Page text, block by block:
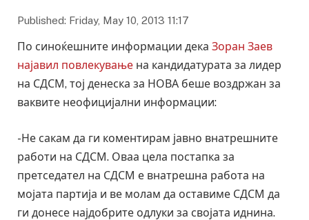
Published: Friday, May 10, 2013 11:17
По синоќешните информации дека Зоран Заев
најавил повлекување на кандидатурата за лидер
на СДСМ, тој денеска за НОВА беше воздржан за
ваквите неофицијални информации:
-Не сакам да ги коментирам јавно внатрешните
работи на СДСМ. Оваа цела постапка за
претседател на СДСМ е внатрешна работа на
мојата партија и ве молам да оставиме СДСМ да
ги донесе најдобрите одлуки за својата иднина.